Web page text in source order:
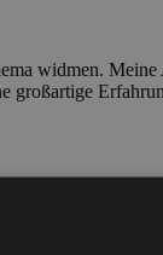
widmen.
hilfsbereit. Man
in